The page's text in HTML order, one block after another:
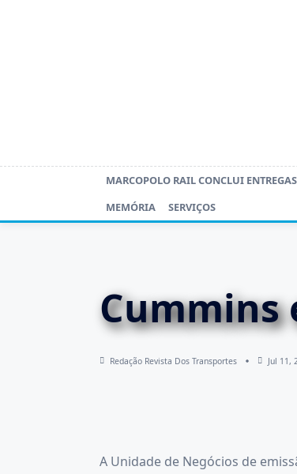
MARCOPOLO RAIL CONCLUI
MEMÓRIA
SERVIÇOS
Cummins
Redação Revista Dos Transportes Jul 11,
A Unidade de Negócios de